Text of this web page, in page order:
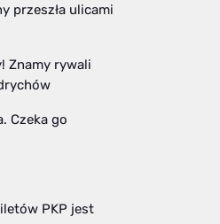
przeszła ulicami
Znamy rywali
Czeka go
PKP jest